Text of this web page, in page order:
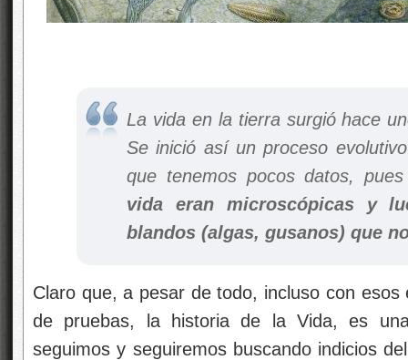
La vida en la tierra surgió hace
Se inició así un proceso
que tenemos pocos datos,
vida eran microscópicas y
blandos (algas, gusanos) que
Claro que, a pesar de todo, incluso con
de pruebas, la historia de la Vida, es
seguimos y seguiremos buscando indicios